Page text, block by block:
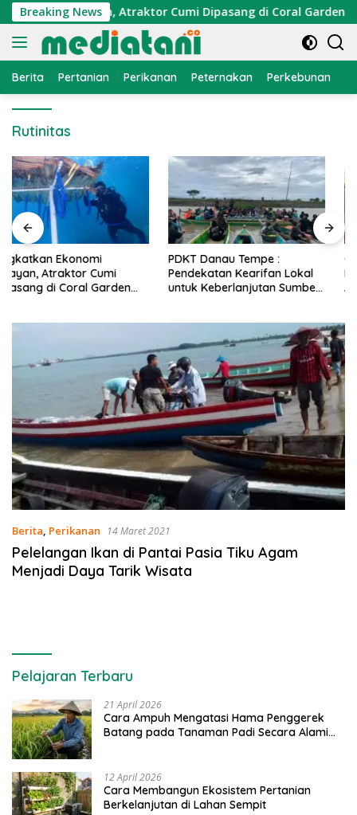
Langsung
ke
konten
Breaking News
Nelayan, Atraktor Cumi Dipasang di Coral Garden
Berita Pertanian Perikanan Peternakan Perkebunan
Rutinitas
PDKT Danau Tempe :
Pendekatan Kearifan Lokal
untuk Keberlanjutan Sumber
Cara Mengatasi Penyakit
PMK pada Sapi Perah Secara
Alami dan Medis
Berita, Perikanan 14 Maret 2021
Pelelangan Ikan di Pantai Pasia Tiku Agam
Menjadi Daya Tarik Wisata
Pelajaran Terbaru
21 April 2026
Cara Ampuh Mengatasi Hama Penggerek
Batang pada Tanaman Padi Secara Alami
12 April 2026
Cara Membangun Ekosistem Pertanian
Berkelanjutan di Lahan Sempit